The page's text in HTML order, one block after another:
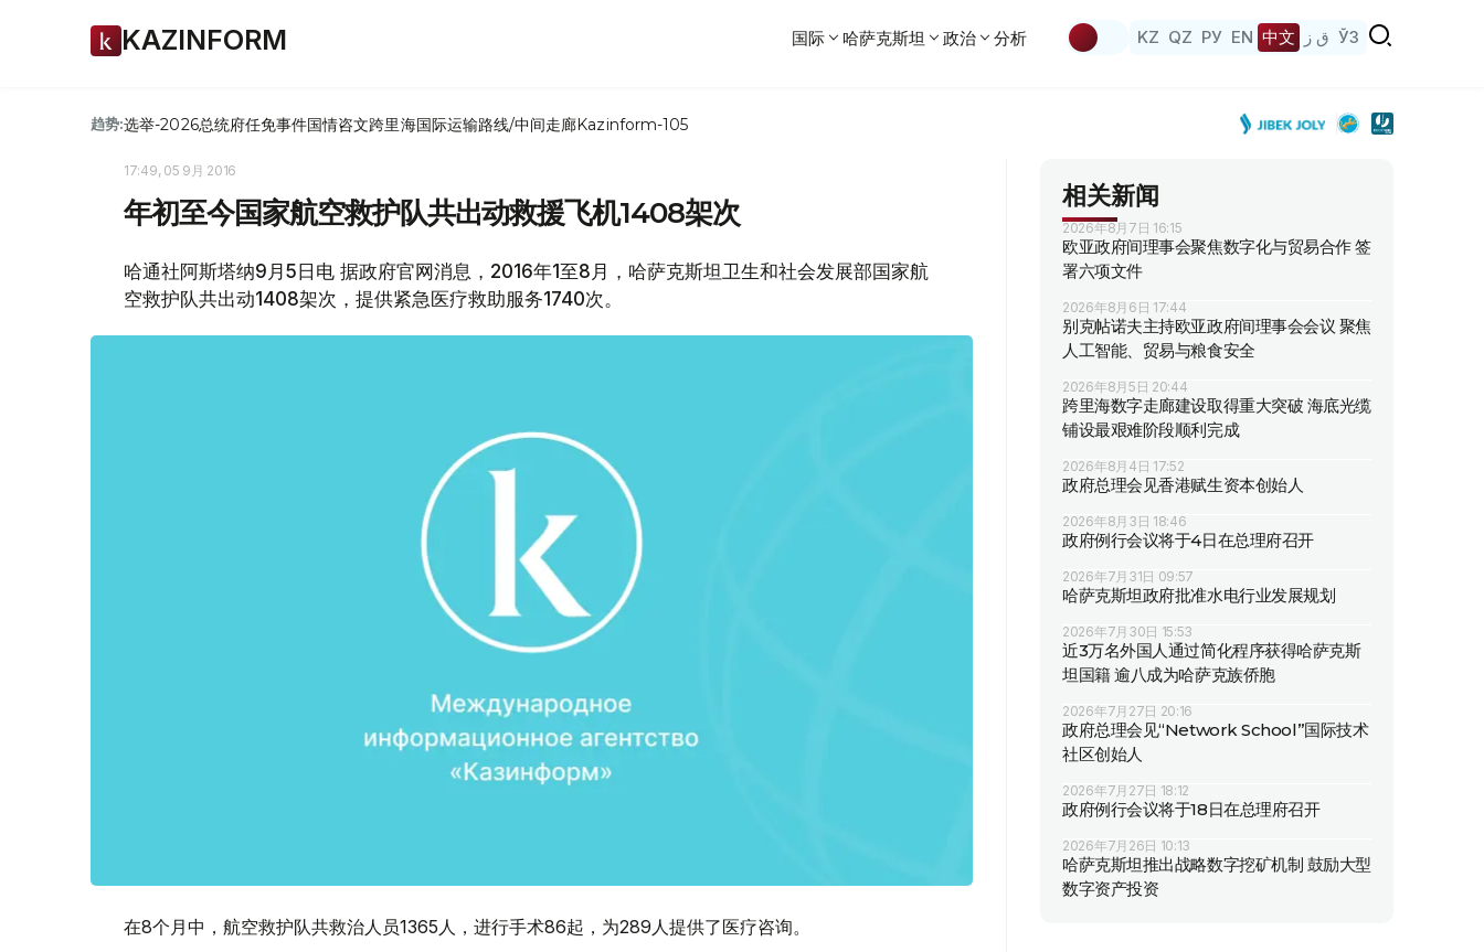
KAZINFORM 国际 哈萨克斯坦 政治 分析 KZ QZ РУ EN 中文 ق ز ЎЗ
趋势:选举-2026总统府任免事件国情咨文跨里海国际运输路线/中间走廊Kazinform-105
17:49, 05 9月 2016
年初至今国家航空救护队共出动救援飞机1408架次
哈通社阿斯塔纳9月5日电 据政府官网消息，2016年1至8月，哈萨克斯坦卫生和社会发展部国家航
空救护队共出动1408架次，提供紧急医疗救助服务1740次。
在8个月中，航空救护队共救治人员1365人，进行手术86起，为289人提供了医疗咨询。
相关新闻
2026年8月7日 16:15
欧亚政府间理事会聚焦数字化与贸易合作 签
署六项文件
2026年8月6日 17:44
别克帖诺夫主持欧亚政府间理事会会议 聚焦
人工智能、贸易与粮食安全
2026年8月5日 20:44
跨里海数字走廊建设取得重大突破 海底光缆
铺设最艰难阶段顺利完成
2026年8月4日 17:52
政府总理会见香港赋生资本创始人
2026年8月3日 18:46
政府例行会议将于4日在总理府召开
2026年7月31日 09:57
哈萨克斯坦政府批准水电行业发展规划
2026年7月30日 15:53
近3万名外国人通过简化程序获得哈萨克斯
坦国籍 逾八成为哈萨克族侨胞
2026年7月27日 20:16
政府总理会见“Network School”国际技术
社区创始人
2026年7月27日 18:12
政府例行会议将于18日在总理府召开
2026年7月26日 10:13
哈萨克斯坦推出战略数字挖矿机制 鼓励大型
数字资产投资